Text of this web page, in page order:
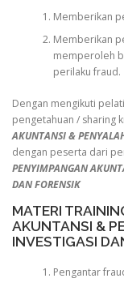
Memberikan
Memberikan
memperoleh
perilaku fraud.
Dengan mengikuti
pengetahuan / sharing
AKUNTANSI &
dengan peserta dari
PENYIMPANGAN
DAN FORENSIK
MATERI
AKUNTANSI &
INVESTIGASI
Pengantar